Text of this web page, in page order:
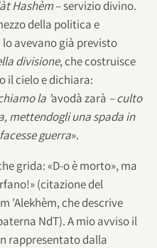
Hashèm– servizio divino.
della politica e
avevano già previsto
divisione, che costruisce
il cielo e dichiara:
la ’avodà zarà – culto
mettendogli una spada in
guerra».
grida: «D-o è morto», ma
(citazione del
’Alekhèm, che descrive
NdT). A mio avviso il
rappresentato dalla